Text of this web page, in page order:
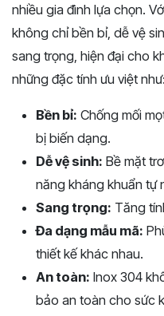
nhiều gia đình lựa chọn.
không chỉ bền bỉ, dễ vệ
sang trọng, hiện đại cho
những đặc tính ưu việt như:
Bền bỉ: Chống mối
bị biến dạng.
Dễ vệ sinh: Bề mặt
năng kháng khuẩn tự
Sang trọng: Tăng
Đa dạng mẫu mã:
thiết kế khác nhau.
An toàn: Inox 304
bảo an toàn cho sức